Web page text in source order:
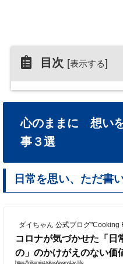
目次 [表示する]
心のままに 想い
事３選
日常を思い、ただ書
ダイちゃん 公式ブログ"Cooking
コロナが気づかせた「日
の」のかけがえのない価
https://nikomist.tokyo/everyday-life